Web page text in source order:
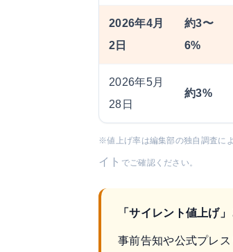
2026年4月
2日
約3〜
6%
2026年5月
28日
約3%
※値上げ率は編集部の独自調査に
イト でご確認ください。
「サイレント値上げ
事前告知や公式プレ